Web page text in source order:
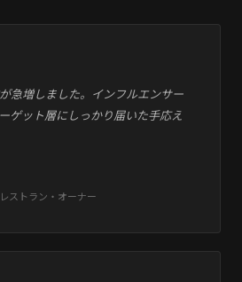
急増しました。インフルエンサー
ゲット層にしっかり届いた手応え
ストラン・オーナー